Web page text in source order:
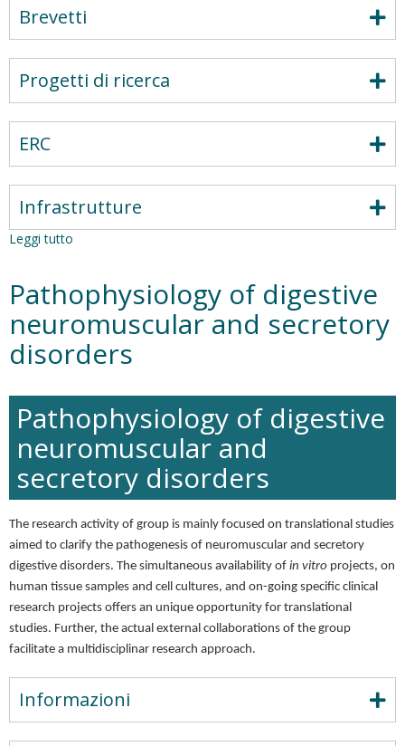
Brevetti
Progetti di ricerca
ERC
Infrastrutture
Leggi tutto
Immune
regulation
Pathophysiology of digestive
neuromuscular and secretory
disorders
Pathophysiology of digestive
neuromuscular and
secretory disorders
The research activity of group is mainly focused on translational studies
aimed to clarify the pathogenesis of neuromuscular and secretory
digestive disorders. The simultaneous availability of in vitro projects, on
human tissue samples and cell cultures, and on-going specific clinical
research projects offers an unique opportunity for translational
studies. Further, the actual external collaborations of the group
facilitate a multidisciplinar research approach.
Informazioni